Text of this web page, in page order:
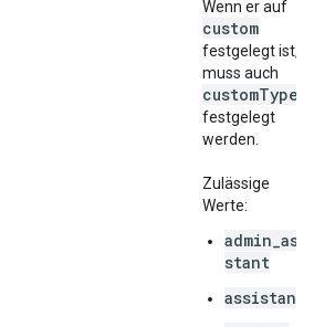
Wenn er auf
custom
festgelegt ist,
muss auch
customType
festgelegt
werden.
Zulässige
Werte:
stant
assistant